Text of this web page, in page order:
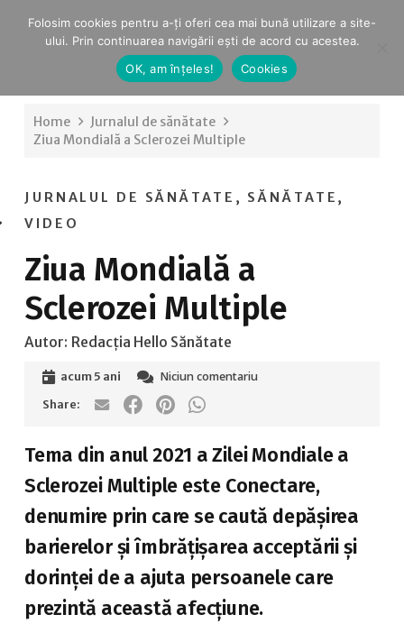
Home
Jurnalul de sănătate
Ziua Mondială a Sclerozei Multiple
JURNALUL DE SĂNĂTATE , SĂNĂTATE ,
VIDEO
Ziua Mondială a
Sclerozei Multiple
Autor: Redacția Hello Sănătate
acum 5 ani Niciun comentariu
Tema din anul 2021 a Zilei Mondiale a
Sclerozei Multiple este Conectare,
denumire prin care se caută depășirea
barierelor și îmbrățișarea acceptării și
dorinței de a ajuta persoanele care
prezintă această afecțiune.
Folosim cookies pentru a-ți oferi cea mai bună utilizare a site-
ului. Prin continuarea navigării ești de acord cu acestea.
OK, am înțeles!
Cookies